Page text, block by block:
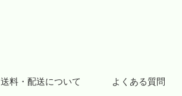
送料・配送について よくある質問